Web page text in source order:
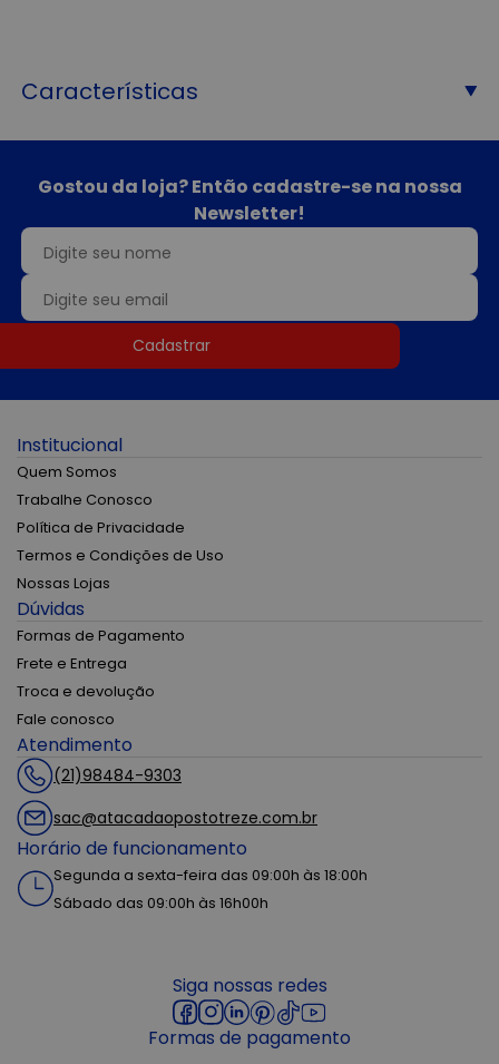
Características
Gostou da loja? Então cadastre-se na nossa
Newsletter!
Cadastrar
Institucional
Quem Somos
Trabalhe Conosco
Política de Privacidade
Termos e Condições de Uso
Nossas Lojas
Dúvidas
Formas de Pagamento
Frete e Entrega
Troca e devolução
Fale conosco
Atendimento
(21)98484-9303
sac@atacadaopostotreze.com.br
Horário de funcionamento
Segunda a sexta-feira das 09:00h às 18:00h
Sábado das 09:00h às 16h00h
Siga nossas redes
Formas de pagamento